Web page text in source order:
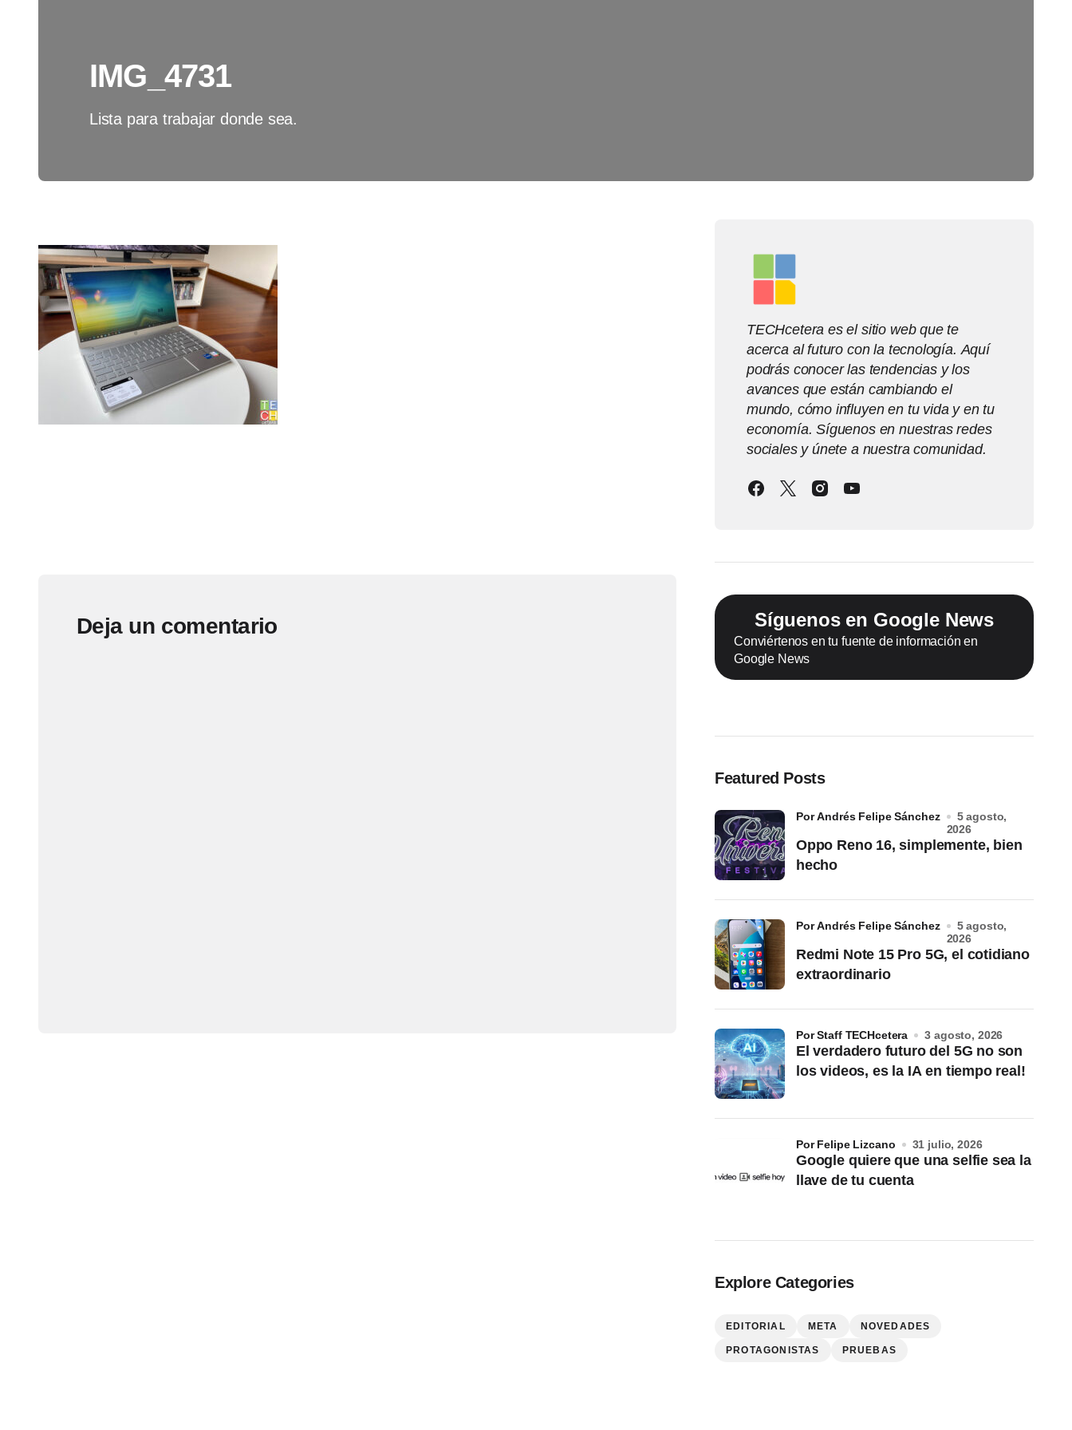
IMG_4731
Lista para trabajar donde sea.
Deja un comentario
TECHcetera es el sitio web que te
acerca al futuro con la tecnología. Aquí
podrás conocer las tendencias y los
avances que están cambiando el
mundo, cómo influyen en tu vida y en tu
economía. Síguenos en nuestras redes
sociales y únete a nuestra comunidad.
Síguenos en Google News
Conviértenos en tu fuente de información en
Google News
Featured Posts
Oppo Reno 16, simplemente, bien
hecho
por Andrés Felipe Sánchez
5 agosto,
2026
Redmi Note 15 Pro 5G, el cotidiano
extraordinario
por Andrés Felipe Sánchez
5 agosto,
2026
El verdadero futuro del 5G no son
los videos, es la IA en tiempo real!
por Staff TECHcetera 3 agosto, 2026
Google quiere que una selfie sea la
llave de tu cuenta
por Felipe Lizcano 31 julio, 2026
Explore Categories
EDITORIAL META NOVEDADES
PROTAGONISTAS PRUEBAS